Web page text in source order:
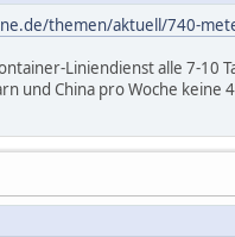
themen/aktuell/740-
Liniendienst alle 7-10
und China pro Woche keine